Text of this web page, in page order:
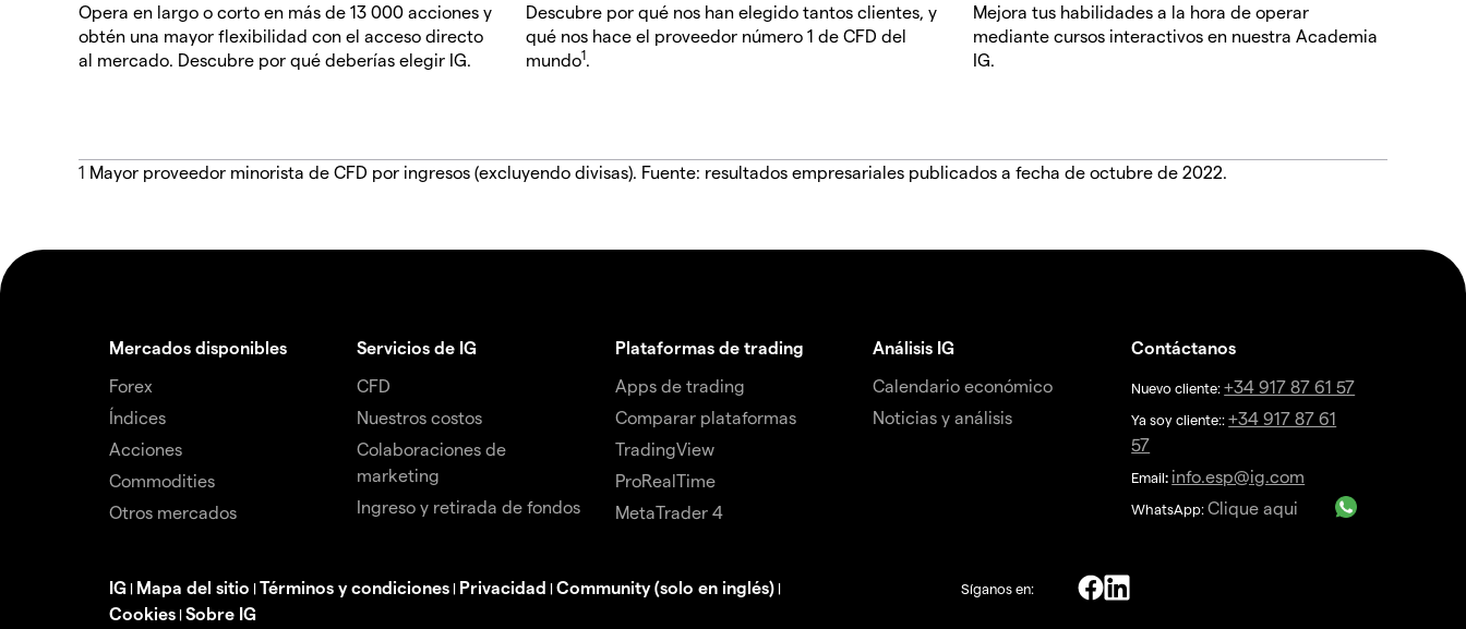
Opera en largo o corto en más de 13 000 acciones y
obtén una mayor flexibilidad con el acceso directo
al mercado. Descubre por qué deberías elegir IG.
Descubre por qué nos han elegido tantos clientes, y
qué nos hace el proveedor número 1 de CFD del
mundo1.
Mejora tus habilidades a la hora de operar
mediante cursos interactivos en nuestra Academia
IG.
1 Mayor proveedor minorista de CFD por ingresos (excluyendo divisas). Fuente: resultados empresariales publicados a fecha de octubre de 2022.
Mercados disponibles
Forex
Índices
Acciones
Commodities
Otros mercados
Servicios de IG
CFD
Nuestros costos
Colaboraciones de
marketing
Ingreso y retirada de fondos
Plataformas de trading
Apps de trading
Comparar plataformas
TradingView
ProRealTime
MetaTrader 4
Análisis IG
Calendario económico
Noticias y análisis
Contáctanos
Nuevo cliente:+34 917 87 61 57
Ya soy cliente::+34 917 87 61
57
Email: info.esp@ig.com
WhatsApp:Clique aqui
IG | Mapa del sitio | Términos y condiciones | Privacidad | Community (solo en inglés) |
Cookies | Sobre IG
Síganos en: